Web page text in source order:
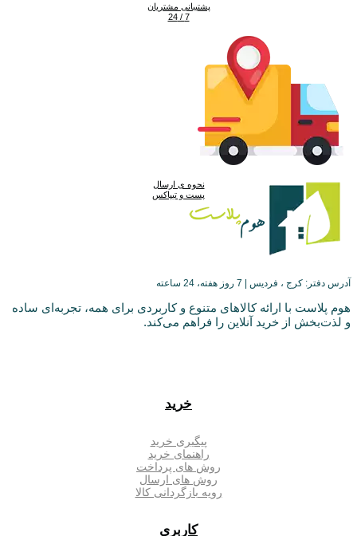
پشتیبانی مشتریان
7 / 24
نحوه ی ارسال
پست و تیپاکس
آدرس دفتر: کرج ، فردیس | 7 روز هفته، 24 ساعته
هوم پلاست با ارائه کالاهای متنوع و کاربردی برای همه، تجربه‌ای ساده
و لذت‌بخش از خرید آنلاین را فراهم می‌کند.
خرید
پیگیری خرید
راهنمای خرید
روش های پرداخت
روش های ارسال
رویه بازگردانی کالا
کاربری